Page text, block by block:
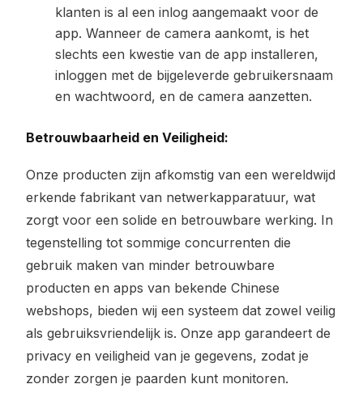
klanten is al een inlog aangemaakt voor de
app. Wanneer de camera aankomt, is het
slechts een kwestie van de app installeren,
inloggen met de bijgeleverde gebruikersnaam
en wachtwoord, en de camera aanzetten.
Betrouwbaarheid en Veiligheid:
Onze producten zijn afkomstig van een wereldwijd
erkende fabrikant van netwerkapparatuur, wat
zorgt voor een solide en betrouwbare werking. In
tegenstelling tot sommige concurrenten die
gebruik maken van minder betrouwbare
producten en apps van bekende Chinese
webshops, bieden wij een systeem dat zowel veilig
als gebruiksvriendelijk is. Onze app garandeert de
privacy en veiligheid van je gegevens, zodat je
zonder zorgen je paarden kunt monitoren.